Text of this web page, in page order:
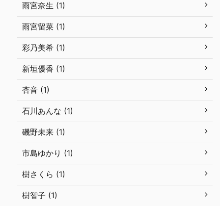
雨宮奈生 (1)
雨宮留菜 (1)
彩乃美希 (1)
新垣優香 (1)
杏音 (1)
石川あんな (1)
磯野未来 (1)
市島ゆかり (1)
樹さくら (1)
樹智子 (1)